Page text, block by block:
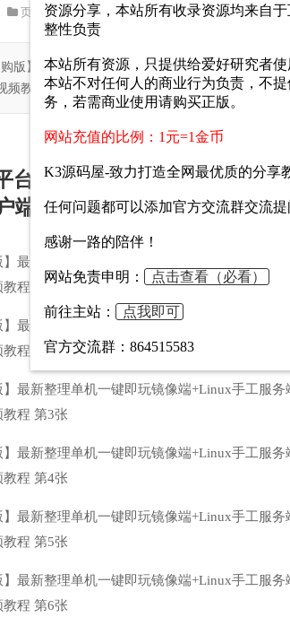
页游源码 2025-07-05 43459 0
版】最新整理单机一键即玩镜像端+Linux手工服
频教程.daybuy_hr{ma...
币内购版】最新整理单机一
端+运营后台+全套表+前后端
资源分享，本站所有收录资源均来自
整性负责
本站所有资源，只提供给爱好研究者
本站不对任何人的商业行为负责，不
务，若需商业使用请购买正版。
网站充值的比例：1元=1金币
K3源码屋-致力打造全网最优质的分享
任何问题都可以添加官方交流群交流提
感谢一路的陪伴！
网站免责申明： 点击查看（必看）
前往主站： 点我即可
官方交流群：864515583